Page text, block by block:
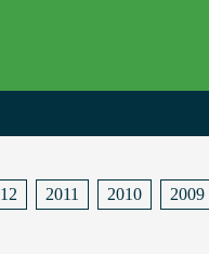
2011 2010 2009